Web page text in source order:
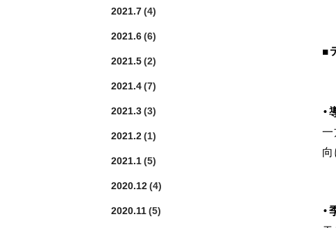
■
2021.7(4)
2021.6(6)
2021.5(2)
2021.4(7)
2021.3(3)
2021.2(1)
2021.1(5)
2020.12(4)
2020.11(5)